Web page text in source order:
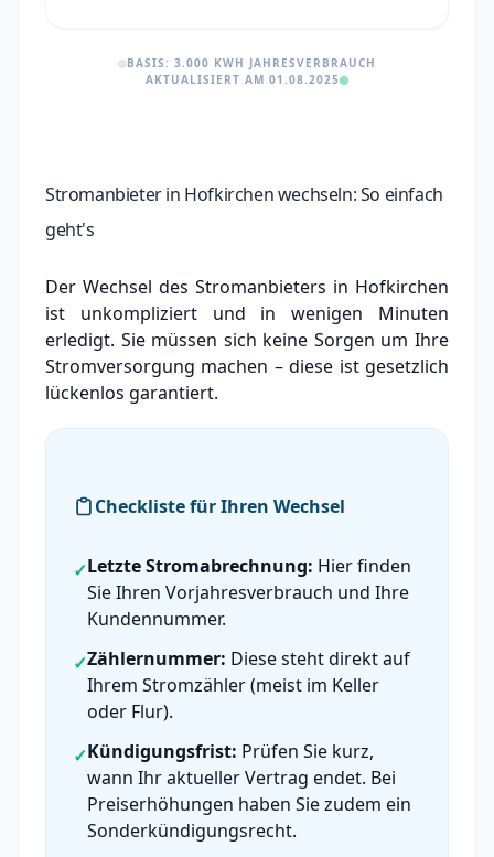
BASIS: 3.000 KWH JAHRESVERBRAUCH
AKTUALISIERT AM 01.08.2025
Stromanbieter in Hofkirchen wechseln: So einfach
geht's
Der Wechsel des Stromanbieters in Hofkirchen
ist unkompliziert und in wenigen Minuten
erledigt. Sie müssen sich keine Sorgen um Ihre
Stromversorgung machen – diese ist gesetzlich
lückenlos garantiert.
Checkliste für Ihren Wechsel
✓Letzte Stromabrechnung: Hier finden
Sie Ihren Vorjahresverbrauch und Ihre
Kundennummer.
✓Zählernummer: Diese steht direkt auf
Ihrem Stromzähler (meist im Keller
oder Flur).
✓Kündigungsfrist: Prüfen Sie kurz,
wann Ihr aktueller Vertrag endet. Bei
Preiserhöhungen haben Sie zudem ein
Sonderkündigungsrecht.